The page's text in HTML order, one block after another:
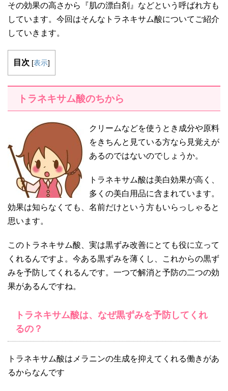
その効果の高さから『肌の漂白剤』などという呼ばれ方も
しています。今回はそんなトラネキサム酸についてご紹介
していきます。
目次 [表示]
トラネキサム酸のちから
クリームなどを使うとき成分や原料
をきちんと見ている方なら見覚えが
あるのではないのでしょうか。
トラネキサム酸は美白効果が高く、
多くの美白用品に含まれています。
効果は知らなくても、名前だけという方もいらっしゃると
思います。
このトラネキサム酸、実は黒ずみ改善にとても役に立って
くれるんですよ。今ある黒ずみを薄くし、これからの黒ず
みを予防してくれるんです。一つで解消と予防の二つの効
果があるんですね。
トラネキサム酸は、なぜ黒ずみを予防してくれ
るの？
トラネキサム酸はメラニンの生成を抑えてくれる働きがあ
るからなんです